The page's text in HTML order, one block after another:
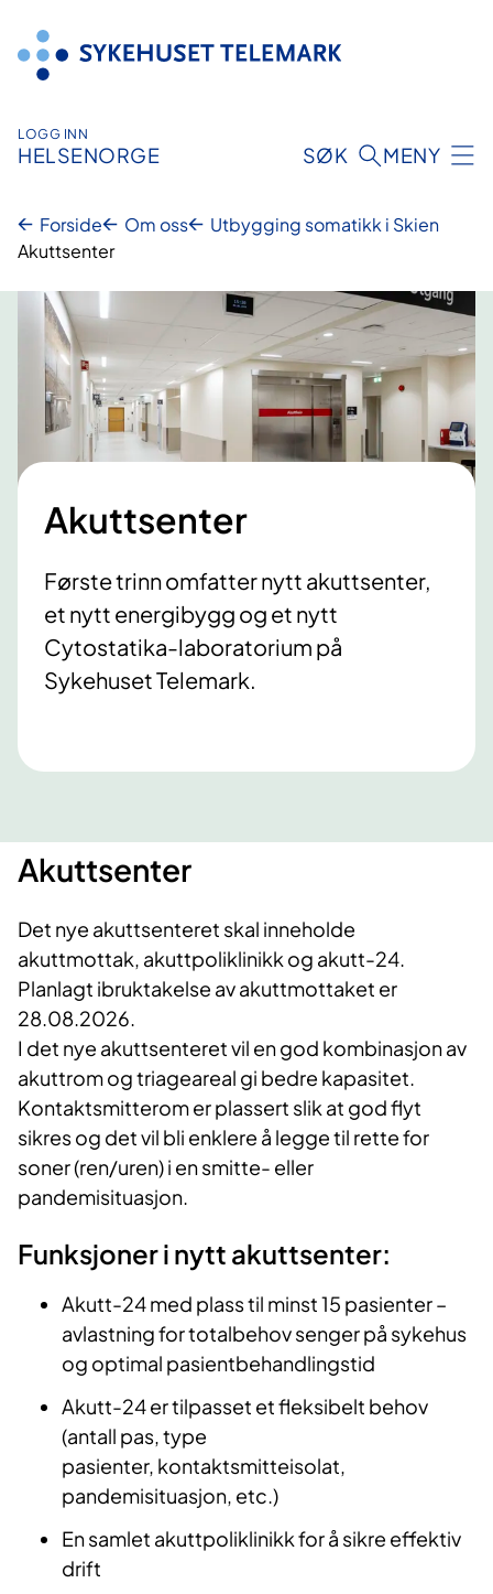
innhold
LOGG INN
HELSENORGE SØK MENY
Forside Om oss
Utbygging somatikk i Skien
Akuttsenter
Akuttsenter
Første trinn omfatter nytt akuttsenter,
et nytt energibygg og et nytt
Cytostatika-laboratorium på
Sykehuset Telemark.
Akuttsenter
Det nye akuttsenteret skal inneholde
akuttmottak, akuttpoliklinikk og akutt-24.
Planlagt ibruktakelse av akuttmottaket er
28.08.2026.
I det nye akuttsenteret vil en god kombinasjon av
akuttrom og triageareal gi bedre kapasitet.
Kontaktsmitterom er plassert slik at god flyt
sikres og det vil bli enklere å legge til rette for
soner (ren/uren) i en smitte- eller
pandemisituasjon. ​
​Funksjoner i nytt akuttsenter:​
Akutt-24 med plass til minst 15 pasienter –
avlastning for totalbehov senger på sykehus
og optimal pasientbehandlingstid​​
Akutt-24 er tilpasset et fleksibelt behov
(antall pas, type
pasienter, kontaktsmitteisolat,
pandemisituasjon, etc.) ​​
En samlet akuttpoliklinikk for å sikre effektiv
drift​​